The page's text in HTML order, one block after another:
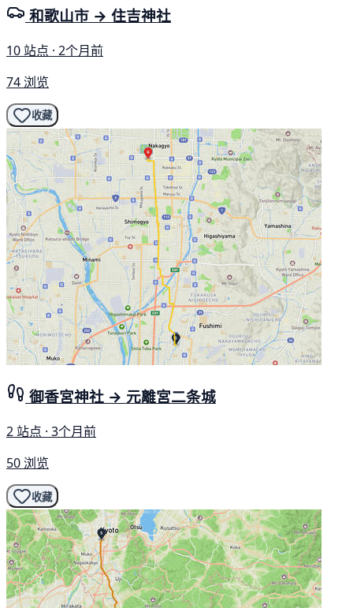
和歌山市 → 住吉神社
10 站点 · 2个月前
74 浏览
收藏
御香宮神社 → 元離宮二条城
2 站点 · 3个月前
50 浏览
收藏